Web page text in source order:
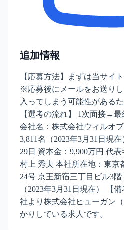
追加情報
【応募方法】まずは当サイ
※応募後にメールをお送り
入ってしまう可能性がある
【選考の流れ】 1次面接→最
会社名：株式会社ウィルオ
3,811名（2023年3月31日現
29日 資本金：9,900万円 代
村上 秀夫 本社所在地：東京
24号 京王新宿三丁目ビル3階
（2023年3月31日現在） 【
社より株式会社ヒューガン
かりしている求人です。